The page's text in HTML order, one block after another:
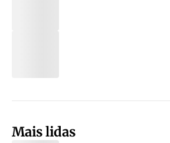
Mais lidas